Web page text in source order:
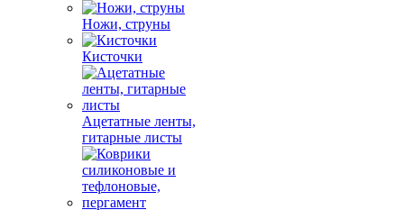
Ножи, струны
Кисточки
Ацетатные ленты,
гитарные листы